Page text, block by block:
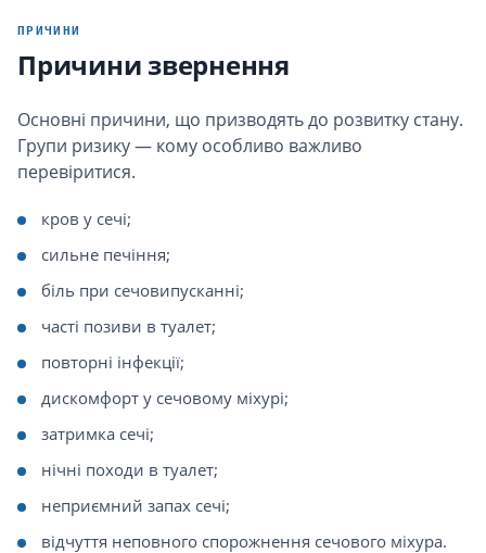
ПРИЧИНИ
Причини звернення
Основні причини, що призводять до розвитку стану.
Групи ризику — кому особливо важливо
перевіритися.
кров у сечі;
сильне печіння;
біль при сечовипусканні;
часті позиви в туалет;
повторні інфекції;
дискомфорт у сечовому міхурі;
затримка сечі;
нічні походи в туалет;
неприємний запах сечі;
відчуття неповного спорожнення сечового міхура.